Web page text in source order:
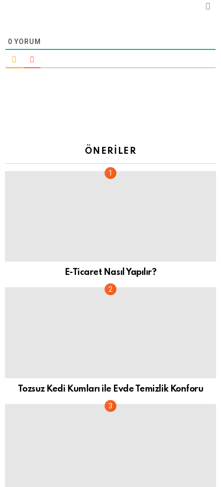
0 YORUM
ÖNERILER
E-Ticaret Nasıl Yapılır?
Tozsuz Kedi Kumları ile Evde Temizlik Konforu